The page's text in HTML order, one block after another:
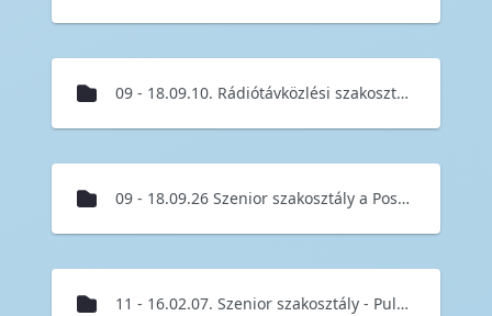
09 - 18.09.10. Rádiótávközlési szakosztály újgenerációs műholdhálózatok és 5G rendezvény
09 - 18.09.26 Szenior szakosztály a Postamúzeumban
11 - 16.02.07. Szenior szakosztály - Pulit a holdra c. előadás